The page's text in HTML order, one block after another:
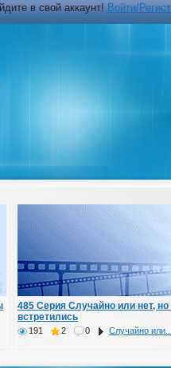
в свой аккаунт!Войти/
485 Серия Случайно или нет,
встретились
191 2 0 Случайно